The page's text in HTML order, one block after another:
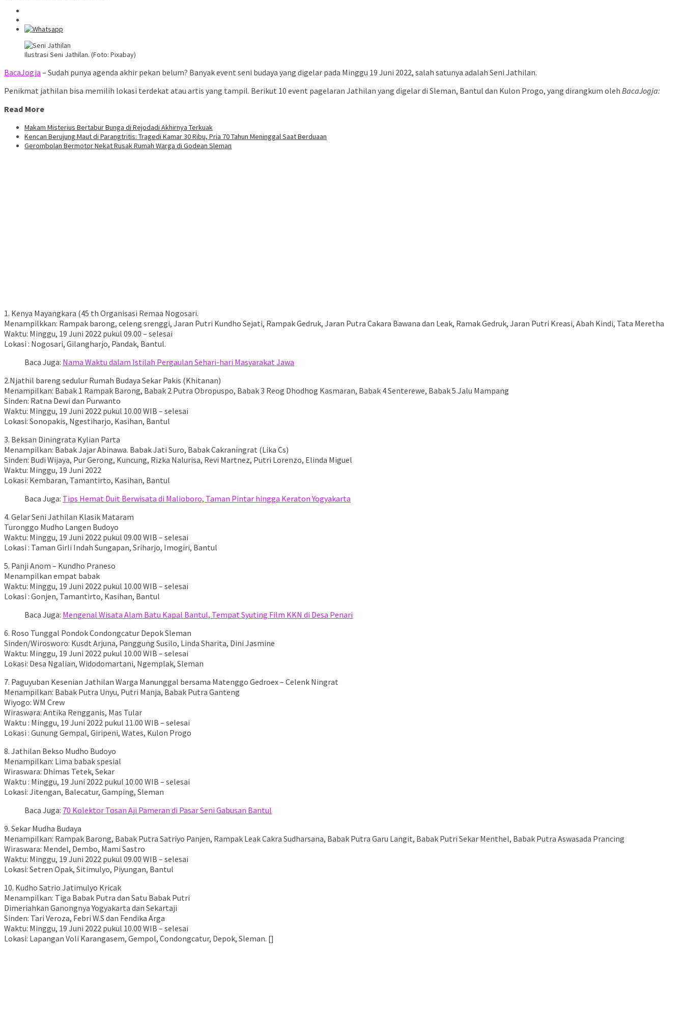
Ilustrasi Seni Jathilan. (Foto: Pixabay)
BacaJogja – Sudah punya agenda akhir pekan belum? Banyak event seni budaya yang digelar pada Minggu 19 Juni 2022, salah satunya adalah Seni Jathilan.
Penikmat jathilan bisa memilih lokasi terdekat atau artis yang tampil. Berikut 10 event pagelaran Jathilan yang digelar di Sleman, Bantul dan Kulon Progo, yang dirangkum oleh BacaJogja:
Read More
Makam Misterius Bertabur Bunga di Rejodadi Akhirnya Terkuak
Kencan Berujung Maut di Parangtritis: Tragedi Kamar 30 Ribu, Pria 70 Tahun Meninggal Saat Berduaan
Gerombolan Bermotor Nekat Rusak Rumah Warga di Godean Sleman
1. Kenya Mayangkara (45 th Organisasi Remaa Nogosari.
Menampilkkan: Rampak barong, celeng srenggi, Jaran Putri Kundho Sejati, Rampak Gedruk, Jaran Putra Cakara Bawana dan Leak, Ramak Gedruk, Jaran Putri Kreasi, Abah Kindi, Tata Meretha
Waktu: Minggu, 19 Juni 2022 pukul 09.00 – selesai
Lokasi : Nogosari, Gilangharjo, Pandak, Bantul.
Baca Juga: Nama Waktu dalam Istilah Pergaulan Sehari-hari Masyarakat Jawa
2.Njathil bareng sedulur Rumah Budaya Sekar Pakis (Khitanan)
Menampilkan: Babak 1 Rampak Barong, Babak 2 Putra Obropuspo, Babak 3 Reog Dhodhog Kasmaran, Babak 4 Senterewe, Babak 5 Jalu Mampang
Sinden: Ratna Dewi dan Purwanto
Waktu: Minggu, 19 Juni 2022 pukul 10.00 WIB – selesai
Lokasi: Sonopakis, Ngestiharjo, Kasihan, Bantul
3. Beksan Diningrata Kylian Parta
Menampilkan: Babak Jajar Abinawa. Babak Jati Suro, Babak Cakraningrat (Lika Cs)
Sinden: Budi Wijaya, Pur Gerong, Kuncung, Rizka Nalurisa, Revi Martnez, Putri Lorenzo, Elinda Miguel
Waktu: Minggu, 19 Juni 2022
Lokasi: Kembaran, Tamantirto, Kasihan, Bantul
Baca Juga: Tips Hemat Duit Berwisata di Malioboro, Taman Pintar hingga Keraton Yogyakarta
4. Gelar Seni Jathilan Klasik Mataram
Turonggo Mudho Langen Budoyo
Waktu: Minggu, 19 Juni 2022 pukul 09.00 WIB – selesai
Lokasi : Taman Girli Indah Sungapan, Sriharjo, Imogiri, Bantul
5. Panji Anom – Kundho Praneso
Menampilkan empat babak
Waktu: Minggu, 19 Juni 2022 pukul 10.00 WIB – selesai
Lokasi : Gonjen, Tamantirto, Kasihan, Bantul
Baca Juga: Mengenal Wisata Alam Batu Kapal Bantul, Tempat Syuting Film KKN di Desa Penari
6. Roso Tunggal Pondok Condongcatur Depok Sleman
Sinden/Wirosworo: Kusdt Arjuna, Panggung Susilo, Linda Sharita, Dini Jasmine
Waktu: Minggu, 19 Juni 2022 pukul 10.00 WIB – selesai
Lokasi: Desa Ngalian, Widodomartani, Ngemplak, Sleman
7. Paguyuban Kesenian Jathilan Warga Manunggal bersama Matenggo Gedroex – Celenk Ningrat
Menampilkan: Babak Putra Unyu, Putri Manja, Babak Putra Ganteng
Wiyogo: WM Crew
Wiraswara: Antika Rengganis, Mas Tular
Waktu : Minggu, 19 Juni 2022 pukul 11.00 WIB – selesai
Lokasi : Gunung Gempal, Giripeni, Wates, Kulon Progo
8. Jathilan Bekso Mudho Budoyo
Menampilkan: Lima babak spesial
Wiraswara: Dhimas Tetek, Sekar
Waktu : Minggu, 19 Juni 2022 pukul 10.00 WIB – selesai
Lokasi: Jitengan, Balecatur, Gamping, Sleman
Baca Juga: 70 Kolektor Tosan Aji Pameran di Pasar Seni Gabusan Bantul
9. Sekar Mudha Budaya
Menampilkan: Rampak Barong, Babak Putra Satriyo Panjen, Rampak Leak Cakra Sudharsana, Babak Putra Garu Langit, Babak Putri Sekar Menthel, Babak Putra Aswasada Prancing
Wiraswara: Mendel, Dembo, Mami Sastro
Waktu: Minggu, 19 Juni 2022 pukul 09.00 WIB – selesai
Lokasi: Setren Opak, Sitimulyo, Piyungan, Bantul
10. Kudho Satrio Jatimulyo Kricak
Menampilkan: Tiga Babak Putra dan Satu Babak Putri
Dimeriahkan Ganongnya Yogyakarta dan Sekartaji
Sinden: Tari Veroza, Febri W.S dan Fendika Arga
Waktu: Minggu, 19 Juni 2022 pukul 10.00 WIB – selesai
Lokasi: Lapangan Voli Karangasem, Gempol, Condongcatur, Depok, Sleman. []